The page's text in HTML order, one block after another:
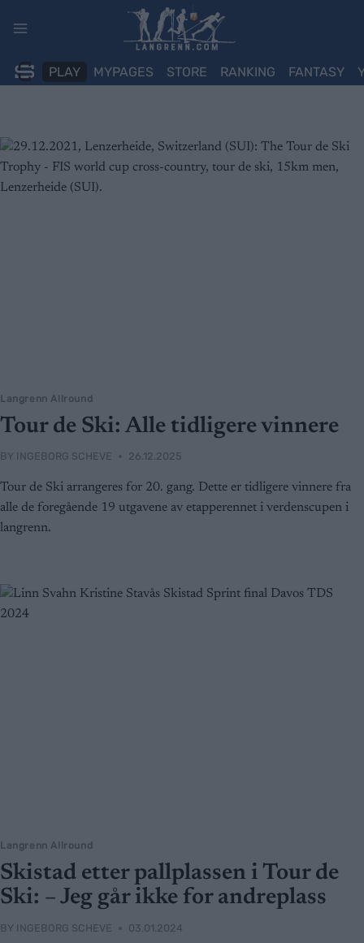
PLAY MYPAGES STORE RANKING FANTASY
Langrenn Allround
Tour de Ski: Alle tidligere vinnere
BY INGEBORG SCHEVE 26.12.2025
Tour de Ski arrangeres for 20. gang. Dette er tidligere vinnere fra
alle de foregående 19 utgavene av etapperennet i verdenscupen i
langrenn.
Langrenn Allround
Skistad etter pallplassen i Tour de
Ski: – Jeg går ikke for andreplass
BY INGEBORG SCHEVE 03.01.2024